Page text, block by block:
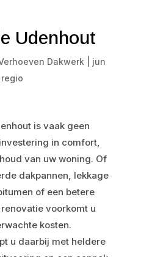
Udenhout
Dakwerk
jun
is vaak geen
in comfort,
van uw woning. Of
dakpannen, lekkage
of een betere
voorkomt u
kosten.
u daarbij met heldere